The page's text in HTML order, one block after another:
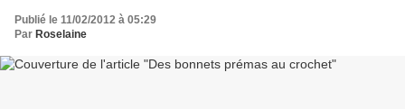
Publié le 11/02/2012 à 05:29
Par Roselaine